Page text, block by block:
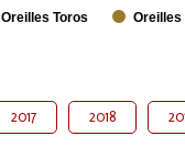
Oreilles Toros Oreilles
2017 2018